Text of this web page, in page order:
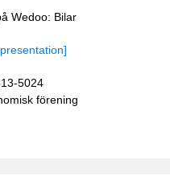
Wedoo: Bilar
5024
förening